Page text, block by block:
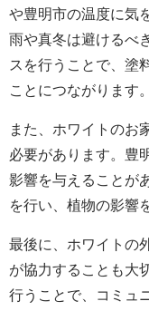
や豊明市の温度に気
雨や真冬は避けるべ
スを行うことで、塗
ことにつながります。
また、ホワイトのお
必要があります。豊
影響を与えることが
を行い、植物の影響
最後に、ホワイトの
が協力することも大
行うことで、コミュ